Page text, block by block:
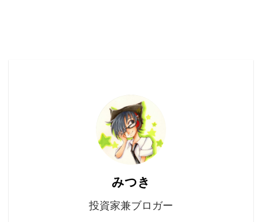
みつき
投資家兼ブロガー